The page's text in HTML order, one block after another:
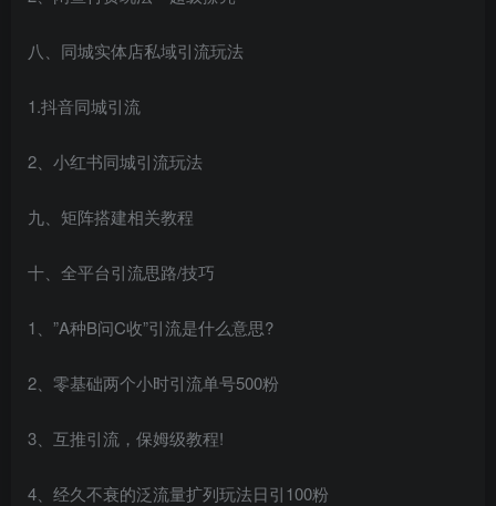
八、同城实体店私域引流玩法
1.抖音同城引流
2、小红书同城引流玩法
九、矩阵搭建相关教程
十、全平台引流思路/技巧
1、”A种B问C收”引流是什么意思?
2、零基础两个小时引流单号500粉
3、互推引流，保姆级教程!
4、经久不衰的泛流量扩列玩法日引100粉